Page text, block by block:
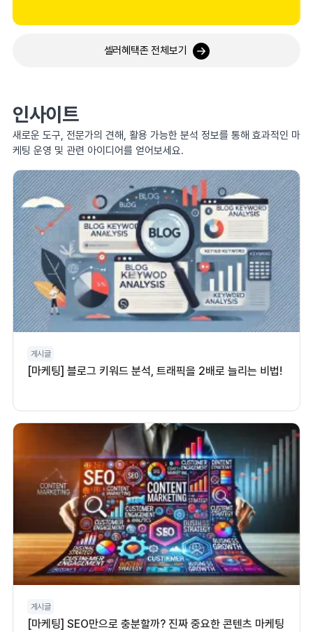
셀러혜택존 전체보기
인사이트
새로운 도구, 전문가의 견해, 활용 가능한 분석 정보를 통해 효과적인 마
케팅 운영 및 관련 아이디어를 얻어보세요.
게시글
[마케팅] 블로그 키워드 분석, 트래픽을 2배로 늘리는 비법!
게시글
[마케팅] SEO만으로 충분할까? 진짜 중요한 콘텐츠 마케팅